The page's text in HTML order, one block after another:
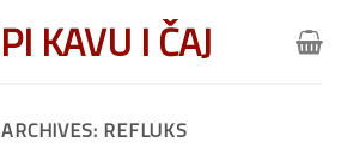
REFLUKS